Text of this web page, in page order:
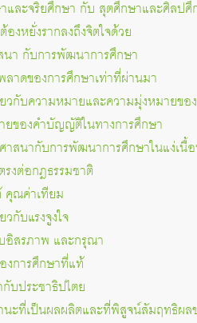
ละจริยศึกษา กับ สุตศึกษาและศิลปศึ
งหยั่งรากลงถึงจิตใจด้วย
า กับการพัฒนาการศึกษา
าดของการศึกษาเท่าที่ผ่านมา
กับความหมายและความมุ่งหมายขอ
ของคำบัญญัติในทางการศึกษา
สนากับการพัฒนาการศึกษาในแง่เนื้
งต่อกฎธรรมชาติ
ณค่าเทียม
กับแรงจูงใจ
สรภาพ และกรุณา
การศึกษาที่แท้
บประชาธิปไตย
ะที่เป็นผลผลิตและที่พิสูจน์สัมฤทธิผล